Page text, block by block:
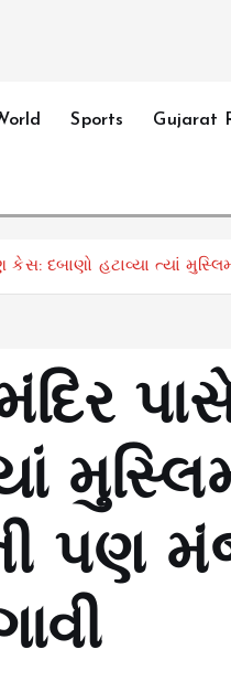
Sports Gujarat
કેસ: દબાણો હટાવ્યા ત્યાં
પણ